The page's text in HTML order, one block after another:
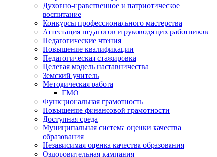
Духовно-нравственное и патриотическое
воспитание
Конкурсы профессионального мастерства
Аттестация педагогов и руководящих работников
Педагогические чтения
Повышение квалификации
Педагогическая стажировка
Целевая модель наставничества
Земский учитель
Методическая работа
ГМО
Функциональная грамотность
Повышение финансовой грамотности
Доступная среда
Муниципальная система оценки качества
образования
Независимая оценка качества образования
Оздоровительная кампания